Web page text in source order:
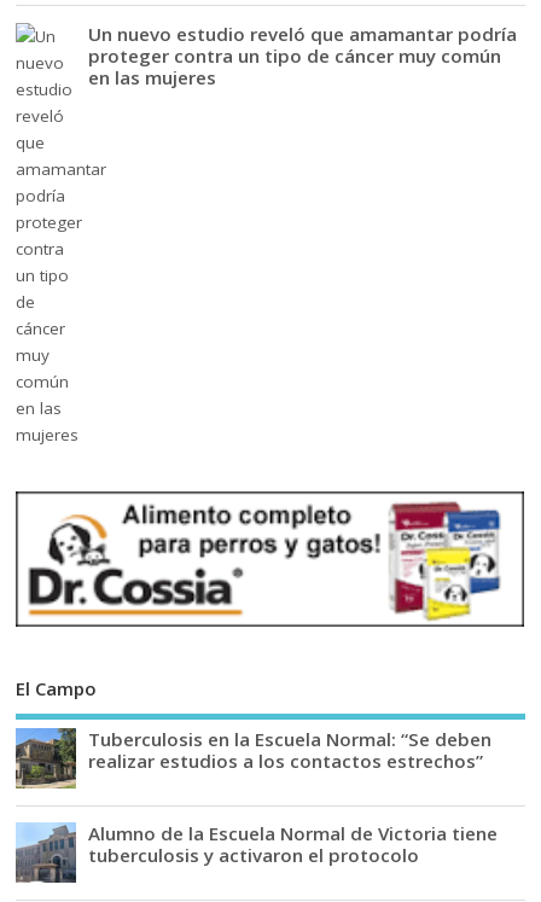
Un nuevo estudio reveló que amamantar podría
proteger contra un tipo de cáncer muy común
en las mujeres
El Campo
Tuberculosis en la Escuela Normal: “Se deben
realizar estudios a los contactos estrechos”
Alumno de la Escuela Normal de Victoria tiene
tuberculosis y activaron el protocolo